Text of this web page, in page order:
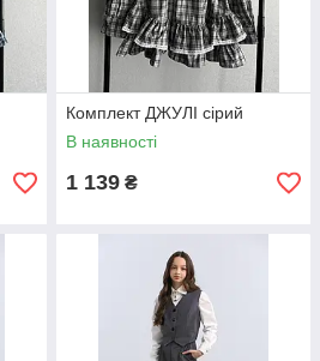
Комплект ДЖУЛІ сірий
В наявності
1 139 ₴